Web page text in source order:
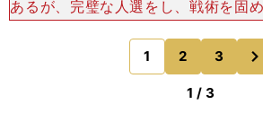
あるが、完璧な人選をし、戦術を固
手の成長を加えてはじめて手にする
が"タイトル"だ。今大会において、そ
が北朝鮮だった
1 2 3
のページへ
1 / 3